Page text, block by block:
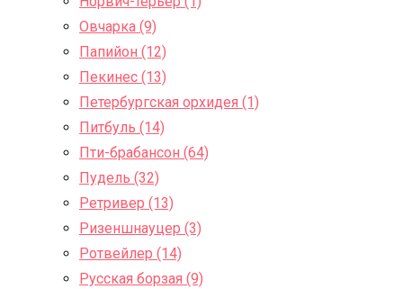
Овчарка (9)
Папийон (12)
Пекинес (13)
Петербургская орхидея (1)
Питбуль (14)
Пти-брабансон (64)
Пудель (32)
Ретривер (13)
Ризеншнауцер (3)
Ротвейлер (14)
Русская борзая (9)